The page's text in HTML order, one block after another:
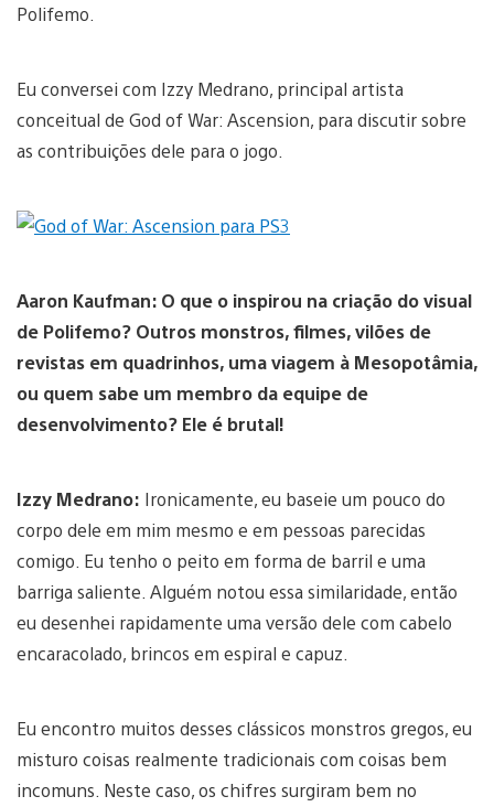
Polifemo.
Eu conversei com Izzy Medrano, principal artista
conceitual de God of War: Ascension, para discutir sobre
as contribuições dele para o jogo.
Aaron Kaufman: O que o inspirou na criação do visual
de Polifemo? Outros monstros, filmes, vilões de
revistas em quadrinhos, uma viagem à Mesopotâmia,
ou quem sabe um membro da equipe de
desenvolvimento? Ele é brutal!
Izzy Medrano: Ironicamente, eu baseie um pouco do
corpo dele em mim mesmo e em pessoas parecidas
comigo. Eu tenho o peito em forma de barril e uma
barriga saliente. Alguém notou essa similaridade, então
eu desenhei rapidamente uma versão dele com cabelo
encaracolado, brincos em espiral e capuz.
Eu encontro muitos desses clássicos monstros gregos, eu
misturo coisas realmente tradicionais com coisas bem
incomuns. Neste caso, os chifres surgiram bem no